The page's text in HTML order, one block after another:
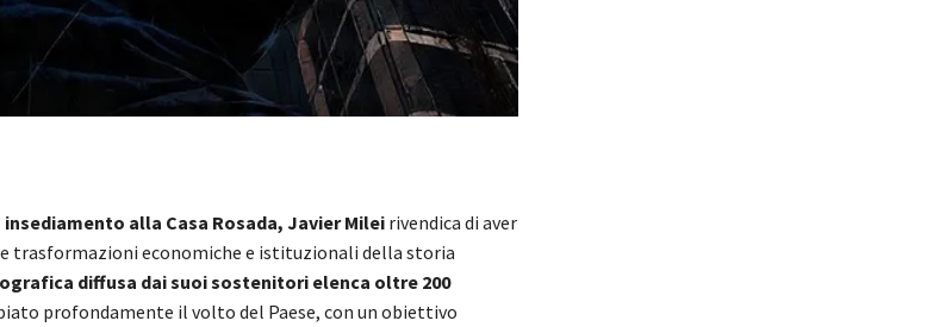
insediamento alla Casa Rosada, Javier Mileirivendica di aver
trasformazioni economiche e istituzionali della storia
diffusa dai suoi sostenitori elenca oltre 200
profondamente il volto del Paese, con un obiettivo